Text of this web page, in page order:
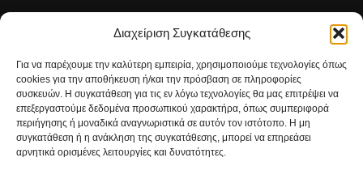
Διαχείριση Συγκατάθεσης
Για να παρέχουμε την καλύτερη εμπειρία, χρησιμοποιούμε τεχνολογίες όπως
cookies για την αποθήκευση ή/και την πρόσβαση σε πληροφορίες
συσκευών. Η συγκατάθεση για τις εν λόγω τεχνολογίες θα μας επιτρέψει να
επεξεργαστούμε δεδομένα προσωπικού χαρακτήρα, όπως συμπεριφορά
περιήγησης ή μοναδικά αναγνωριστικά σε αυτόν τον ιστότοπο. Η μη
συγκατάθεση ή η ανάκληση της συγκατάθεσης, μπορεί να επηρεάσει
αρνητικά ορισμένες λειτουργίες και δυνατότητες.
Τοπικές ειδήσεις, αναλύσεις και ιστορίες από το Αιτωλικό
Αρθρογραφία που συνδέει, εμπνέει και ενημερώνει.
Επικοινωνήστε μαζί μας:etolikogr@gmail.com